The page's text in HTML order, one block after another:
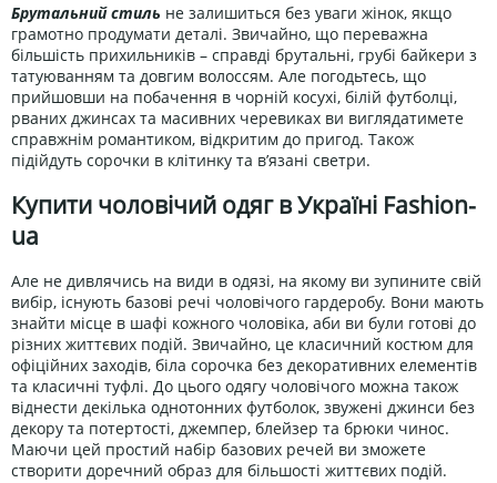
Брутальний стиль не залишиться без уваги жінок, якщо
грамотно продумати деталі. Звичайно, що переважна
більшість прихильників – справді брутальні, грубі байкери з
татуюванням та довгим волоссям. Але погодьтесь, що
прийшовши на побачення в чорній косухі, білій футболці,
рваних джинсах та масивних черевиках ви виглядатимете
справжнім романтиком, відкритим до пригод. Також
підійдуть сорочки в клітинку та в’язані светри.
Купити чоловічий одяг в Україні Fashion-
ua
Але не дивлячись на види в одязі, на якому ви зупините свій
вибір, існують базові речі чоловічого гардеробу. Вони мають
знайти місце в шафі кожного чоловіка, аби ви були готові до
різних життєвих подій. Звичайно, це класичний костюм для
офіційних заходів, біла сорочка без декоративних елементів
та класичні туфлі. До цього одягу чоловічого можна також
віднести декілька однотонних футболок, звужені джинси без
декору та потертості, джемпер, блейзер та брюки чинос.
Маючи цей простий набір базових речей ви зможете
створити доречний образ для більшості життєвих подій.